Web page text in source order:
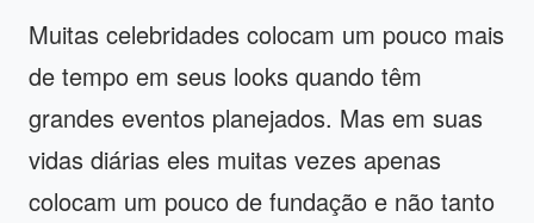
Muitas celebridades colocam um pouco mais
de tempo em seus looks quando têm
grandes eventos planejados. Mas em suas
vidas diárias eles muitas vezes apenas
colocam um pouco de fundação e não tanto